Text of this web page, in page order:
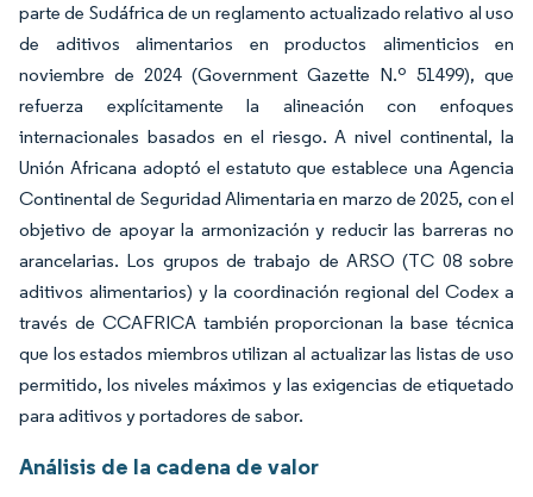
parte de Sudáfrica de un reglamento actualizado relativo al uso
de aditivos alimentarios en productos alimenticios en
noviembre de 2024 (Government Gazette N.º 51499), que
refuerza explícitamente la alineación con enfoques
internacionales basados en el riesgo. A nivel continental, la
Unión Africana adoptó el estatuto que establece una Agencia
Continental de Seguridad Alimentaria en marzo de 2025, con el
objetivo de apoyar la armonización y reducir las barreras no
arancelarias. Los grupos de trabajo de ARSO (TC 08 sobre
aditivos alimentarios) y la coordinación regional del Codex a
través de CCAFRICA también proporcionan la base técnica
que los estados miembros utilizan al actualizar las listas de uso
permitido, los niveles máximos y las exigencias de etiquetado
para aditivos y portadores de sabor.
Análisis de la cadena de valor